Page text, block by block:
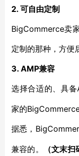
2. 可自由定制
BigCommerce卖
定制的那种，方便
3. AMP兼容
选择合适的、具备
家的
据悉，
兼容的。 （文末扫